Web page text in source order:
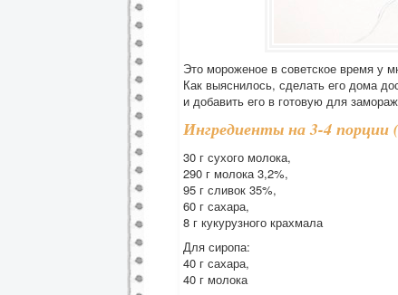
Это мороженое в советское время у
Как выяснилось, сделать его дома
и добавить его в готовую для
Ингредиенты на 3-4 порции
30 г сухого молока,
290 г молока 3,2%,
95 г сливок 35%,
60 г сахара,
8 г кукурузного крахмала
Для сиропа:
40 г сахара,
40 г молока